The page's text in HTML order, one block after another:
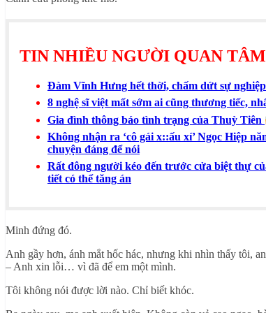
TIN NHIỀU NGƯỜI QUAN TÂM
Đàm Vĩnh Hưng hết thời, chấm dứt sự
8 nghệ sĩ việt mất sớm ai cũng thương tiếc,
Gia đình thông báo tình trạng của Thuỳ Tiên
Không nhận ra ‘cô gái x::ấu xí’ Ngọc Hiệp
chuyện đáng để nói
Rất đông người kéo đến trước cửa biệt thự
tiết có thể tăng án
Minh đứng đó.
Anh gầy hơn, ánh mắt hốc hác, nhưng khi nhìn thấy tôi,
– Anh xin lỗi… vì đã để em một mình.
Tôi không nói được lời nào. Chỉ biết khóc.